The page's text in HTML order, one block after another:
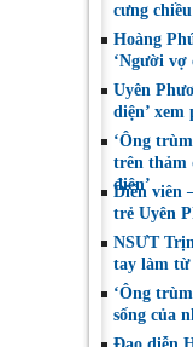
cưng
Hoàng
‘Người vợ
Uyên
diện’ xem
‘Ông
trên thảm
điên’
Diễn viên
trẻ Uyên
NSƯT
tay làm từ
‘Ông
sống của